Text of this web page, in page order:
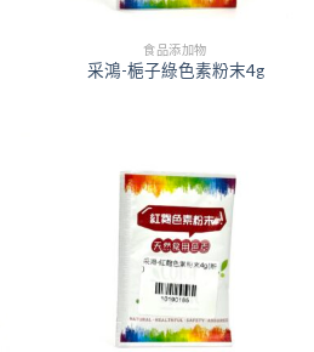
食品添加物
采鴻-梔子綠色素粉末4g